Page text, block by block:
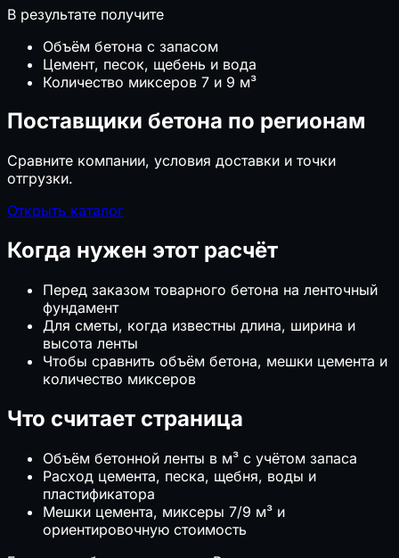
🔊Внешний шум на расстоянии
↗ Возможно вам будет интересно
АКатегория помещения
📄Цены на кирпич в 2026 году: за штуку,
📄ФРСН: как найти документ и регистрационный
номер
В результате получите
Объём бетона с запасом
Цемент, песок, щебень и вода
Количество миксеров 7 и 9 м³
Поставщики бетона по регионам
Сравните компании, условия доставки и точки
отгрузки.
Открыть каталог
Когда нужен этот расчёт
Перед заказом товарного бетона на ленточный
фундамент
Для сметы, когда известны длина, ширина и
высота ленты
Чтобы сравнить объём бетона, мешки цемента и
количество миксеров
Что считает страница
Объём бетонной ленты в м³ с учётом запаса
Расход цемента, песка, щебня, воды и
пластификатора
Мешки цемента, миксеры 7/9 м³ и
ориентировочную стоимость